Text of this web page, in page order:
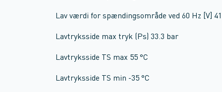
Lav værdi for spændingsområde ved 60 Hz [V]
Lavtryksside max tryk (Ps) 33.3 bar
Lavtryksside TS max 55 °C
Lavtryksside TS min -35 °C